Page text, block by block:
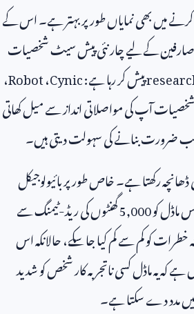
میں بھی نمایاں طور پر بہتر ہے۔ اس کے
کے لیے چار نئی پیش سیٹ شخصیات
پیش کر رہا ہے:Cynic،Robot،
آپ کی مواصلاتی انداز سے میل کھاتی
حسب ضرورت بنانے کی سہولت دیتی ہیں۔
رکھتا ہے۔ خاص طور پر بائیولوجیکل
کو5,000گھنٹوں کی ریڈ-ٹیمنگ سے
خطرات کو کم سے کم کیا جا سکے، حالانکہ اس
کہ یہ ماڈل کسی ناتجربہ کار شخص کو شدید
میں مدد دے سکتا ہے۔